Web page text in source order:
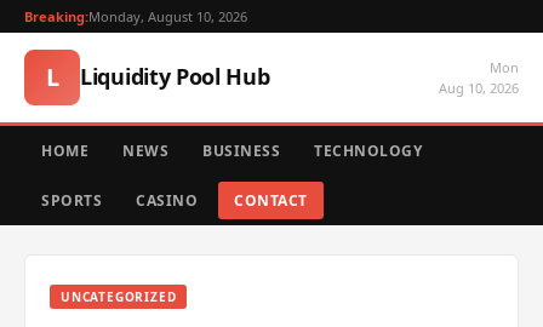
Breaking:Monday, August 10, 2026
L Liquidity Pool Hub
Mon
Aug 10, 2026
HOME NEWS BUSINESS TECHNOLOGY
SPORTS CASINO CONTACT
UNCATEGORIZED